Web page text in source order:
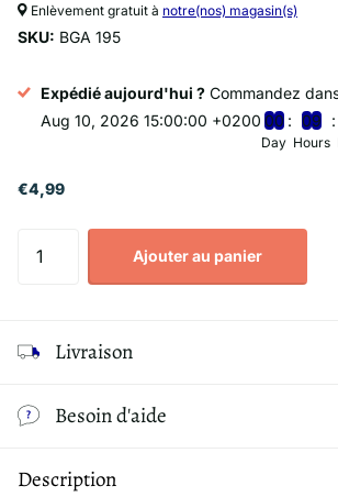
Enlèvement gratuit à notre(nos) magasin(s)
SKU: BGA 195
Expédié aujourd'hui ? Commandez
Aug 10, 2026 15:00:00 +0200 00
Day
09
Hours
€4,99
Ajouter au panier
Livraison
Besoin d'aide
Description